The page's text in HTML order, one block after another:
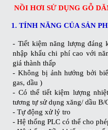
NỒI HƠI SỬ DỤNG GỖ
1. TÍNH NĂNG CỦA SẢN
- Tiết kiệm năng lượng đáng
nhập khẩu chi phí cao với
giá thành thấp
- Không bị ảnh hưởng bởi
gas, dầu )
- Có thể tiết kiệm lượng
tương tự sử dụng xăng/ dầu B/
- Tự động xử lý tro
- Hệ thống PLC có thể cho